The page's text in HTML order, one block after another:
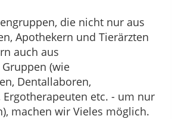
die nicht nur aus
Apothekern und Tierärzten
auch aus
(wie
Dentallaboren,
Ergotherapeuten etc. - um nur
machen wir Vieles möglich.